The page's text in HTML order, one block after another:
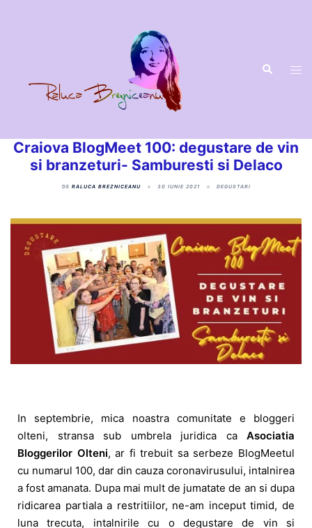
Craiova BlogMeet 100: degustare de vin
si branzeturi- Samburesti si Delaco
DE RALUCA BREZNICEANU 30 IUNIE 2021 DEGUSTARI
In septembrie, mica noastra comunitate e bloggeri
olteni, stransa sub umbrela juridica ca Asociatia
Bloggerilor Olteni, ar fi trebuit sa serbeze BlogMeetul
cu numarul 100, dar din cauza coronavirusului, intalnirea
a fost amanata. Dupa mai mult de jumatate de an si dupa
ridicarea partiala a restritiilor, ne-am inceput timid, de
luna trecuta, intalnirile cu o degustare de vin si